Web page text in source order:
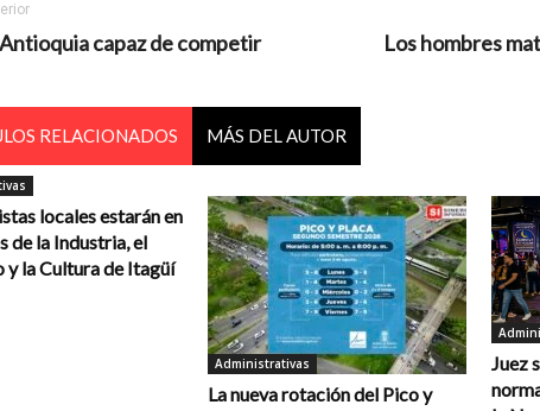
capaz de competir Los hombres
RELACIONADOS MÁS DEL AUTOR
locales estarán en
de la Industria, el
y la Cultura de Itagüí
Administrativas
La nueva rotación del Pico y
Juez